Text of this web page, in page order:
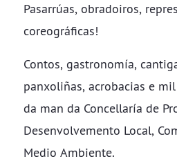
Pasarrúas, obradoiros,
coreográficas!
Contos, gastronomía,
panxoliñas, acrobacias e
da man da Concellaría de
Desenvolvemento Local,
Medio Ambiente.